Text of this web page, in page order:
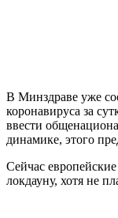
В Минздраве уже
коронавируса за
ввести
динамике, этого
Сейчас
локдауну, хотя не